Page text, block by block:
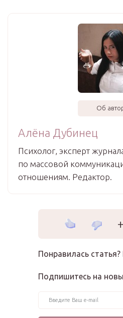
Об
Алёна Дубинец
Психолог, эксперт
по массовой
отношениям. Редактор.
Понравилась
Подпишитесь на